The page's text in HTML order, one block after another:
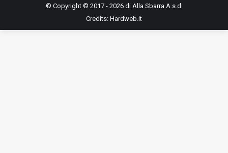
© Copyright © 2017 - 2026 di Alla Sbarra A.s.d.
Credits: Hardweb.it